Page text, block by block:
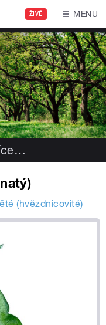
ŽIVĚ MENU
…
(hvězdnicovité)